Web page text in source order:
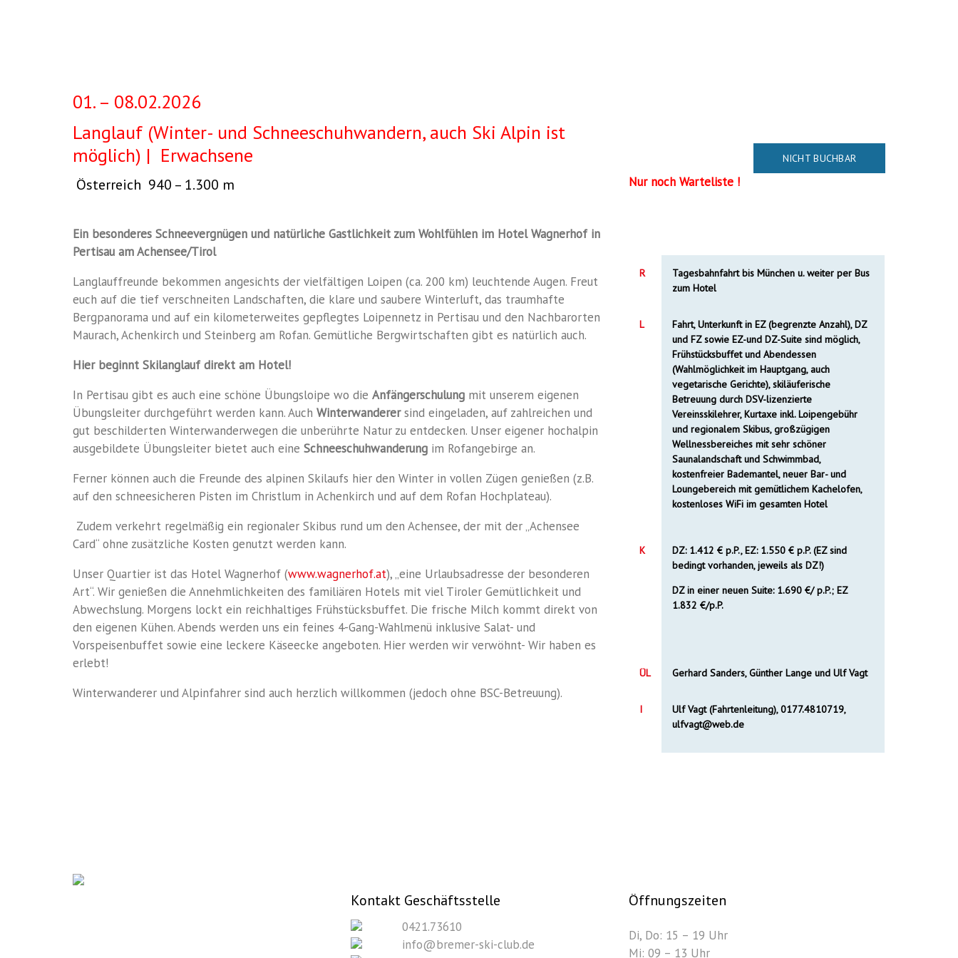
01. – 08.02.2026
Langlauf (Winter- und Schneeschuhwandern, auch Ski Alpin ist
möglich) | Erwachsene
Österreich 940 – 1.300 m
NICHT BUCHBAR
Nur noch Warteliste !
Ein besonderes Schneevergnügen und natürliche Gastlichkeit zum Wohlfühlen im Hotel Wagnerhof in
Pertisau am Achensee/Tirol
Langlauffreunde bekommen angesichts der vielfältigen Loipen (ca. 200 km) leuchtende Augen. Freut
euch auf die tief verschneiten Landschaften, die klare und saubere Winterluft, das traumhafte
Bergpanorama und auf ein kilometerweites gepflegtes Loipennetz in Pertisau und den Nachbarorten
Maurach,Achenkirch und Steinberg am Rofan. Gemütliche Bergwirtschaften gibt es natürlich auch.
Hier beginnt Skilanglauf direkt am Hotel!
In Pertisau gibt es auch eine schöne Übungsloipe wo die Anfängerschulung mit unserem eigenen
Übungsleiter durchgeführt werden kann.Auch Winterwanderersind eingeladen, auf zahlreichen und
gut beschilderten Winterwanderwegen die unberührte Natur zu entdecken. Unser eigener hochalpin
ausgebildete Übungsleiter bietet auch eine Schneeschuhwanderung im Rofangebirge an.
Ferner können auch die Freunde des alpinen Skilaufs hier den Winter in vollen Zügen genießen (z.B.
auf den schneesicheren Pisten im Christlum in Achenkirch und auf dem Rofan Hochplateau).
Zudem verkehrt regelmäßig ein regionaler Skibus rund um den Achensee, der mit der „Achensee
Card“ ohne zusätzliche Kosten genutzt werden kann.
Unser Quartier ist das Hotel Wagnerhof (www.wagnerhof.at), „eine Urlaubsadresse der besonderen
Art“. Wir genießen die Annehmlichkeiten des familiären Hotels mit viel Tiroler Gemütlichkeit und
Abwechslung. Morgens lockt ein reichhaltiges Frühstücksbuffet. Die frische Milch kommt direkt von
den eigenen Kühen. Abends werden uns ein feines 4-Gang-Wahlmenü inklusive Salat- und
Vorspeisenbuffet sowie eine leckere Käseecke angeboten. Hier werden wir verwöhnt- Wir haben es
erlebt!
Winterwanderer und Alpinfahrer sind auch herzlich willkommen (jedoch ohne BSC-Betreuung).
R
Tagesbahnfahrt bis München u. weiter per Bus
zum Hotel
L
Fahrt, Unterkunft in EZ (begrenzte Anzahl), DZ
und FZ sowie EZ-und DZ-Suite sind möglich,
Frühstücksbuffet und Abendessen
(Wahlmöglichkeit im Hauptgang, auch
vegetarische Gerichte), skiläuferische
Betreuung durch DSV-lizenzierte
Vereinsskilehrer, Kurtaxe inkl. Loipengebühr
und regionalem Skibus, großzügigen
Wellnessbereiches mit sehr schöner
Saunalandschaft und Schwimmbad,
kostenfreier Bademantel, neuer Bar- und
Loungebereich mit gemütlichem Kachelofen,
kostenloses WiFi im gesamten Hotel
K
DZ: 1.412 € p.P., EZ: 1.550 € p.P. (EZ sind
bedingt vorhanden, jeweils als DZ!)
DZ in einer neuen Suite: 1.690 €/ p.P.; EZ
1.832 €/p.P.
ÜL Gerhard Sanders, Günther Lange und Ulf Vagt
I
Ulf Vagt (Fahrtenleitung), 0177.4810719,
ulfvagt@web.de
Kontakt Geschäftsstelle
0421.73610
info@bremer-ski-club.de
Öffnungszeiten
Di, Do: 15 – 19 Uhr
Mi: 09 – 13 Uhr